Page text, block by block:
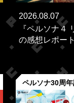
2026.08.07
『ペルソナ４
の感想レポー
ペルソナ30周